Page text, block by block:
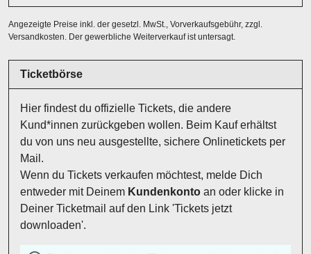
Angezeigte Preise inkl. der gesetzl. MwSt., Vorverkaufsgebühr, zzgl.
Versandkosten. Der gewerbliche Weiterverkauf ist untersagt.
Ticketbörse
Hier findest du offizielle Tickets, die andere
Kund*innen zurückgeben wollen. Beim Kauf erhältst
du von uns neu ausgestellte, sichere Onlinetickets per
Mail.
Wenn du Tickets verkaufen möchtest, melde Dich
entweder mit Deinem Kundenkonto an oder klicke in
Deiner Ticketmail auf den Link 'Tickets jetzt
downloaden'.